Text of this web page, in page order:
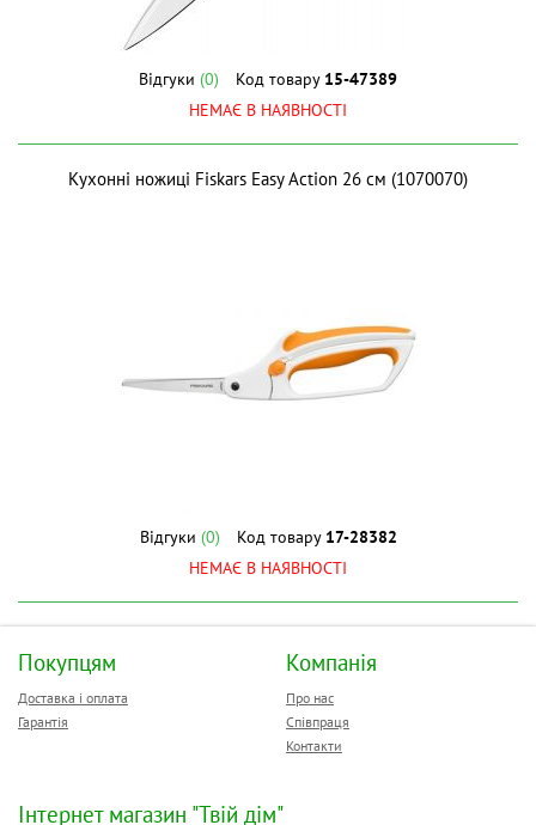
Відгуки (0) Код товару 15-47389
НЕМАЄ В НАЯВНОСТІ
Кухонні ножиці Fiskars Easy Action 26 см (1070070)
Відгуки (0) Код товару 17-28382
НЕМАЄ В НАЯВНОСТІ
Покупцям
Доставка і оплата
Гарантія
Компанія
Про нас
Співпраця
Контакти
Інтернет магазин "Твій дім"